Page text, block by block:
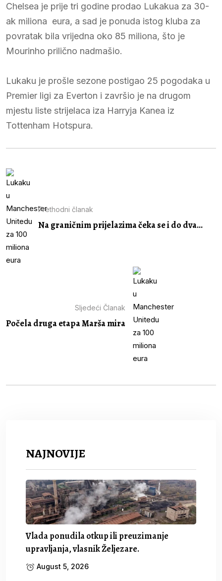
Chelsea je prije tri godine prodao Lukakua za 30-
ak miliona eura, a sad je ponuda istog kluba za
povratak bila vrijedna oko 85 miliona, što je
Mourinho prilično nadmašio.
Lukaku je prošle sezone postigao 25 pogodaka u
Premier ligi za Everton i završio je na drugom
mjestu liste strijelaca iza Harryja Kanea iz
Tottenham Hotspura.
Prethodni članak
Na graničnim prijelazima čeka se i do dva...
Sljedeći Članak
Počela druga etapa Marša mira
NAJNOVIJE
Vlada ponudila otkup ili preuzimanje
upravljanja, vlasnik Željezare.
August 5, 2026